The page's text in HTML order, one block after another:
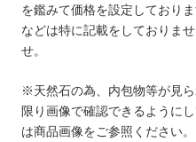
を鑑みて価格を設定しており
などは特に記載をしておりま
せ。
※天然石の為、内包物等が見
限り画像で確認できるように
は商品画像をご参照ください。